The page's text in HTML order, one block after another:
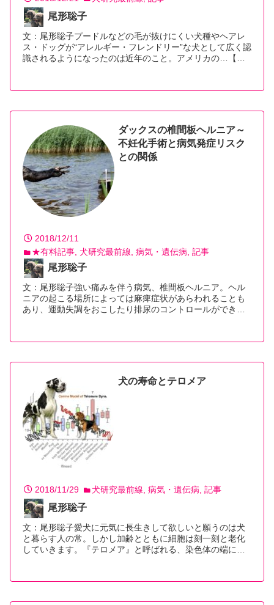
尾形聡子
文：尾形聡子プードルなどの毛が抜けにくい犬種やヘアレ
ス・ドッグが“アレルギー・フレンドリー”な犬として広く認
識されるようになったのは近年のこと。アメリカの…【続
ダックスの椎間板ヘルニア～
不妊化手術と病気発症リスク
との関係
2018/12/11
★有料記事 犬研究最前線 病気・遺伝病 記事
尾形聡子
文：尾形聡子強い痛みを伴う病気、椎間板ヘルニア。ヘル
ニアの起こる場所によっては麻痺症状があらわれることも
あり、運動失調をおこしたり排尿のコントロールができ…
犬の寿命とテロメア
2018/11/29 犬研究最前線 病気・遺伝病 記事
尾形聡子
文：尾形聡子愛犬に元気に長生きして欲しいと願うのは犬
と暮らす人の常。しかし加齢とともに細胞は刻一刻と老化
していきます。『テロメア』と呼ばれる、染色体の端に…